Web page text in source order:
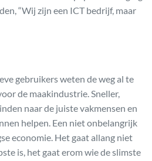
“Wij zijn een ICT bedrijf, maar
gebruikers weten de weg al te
de maakindustrie. Sneller,
naar de juiste vakmensen en
helpen. Een niet onbelangrijk
economie. Het gaat allang niet
is, het gaat erom wie de slimste